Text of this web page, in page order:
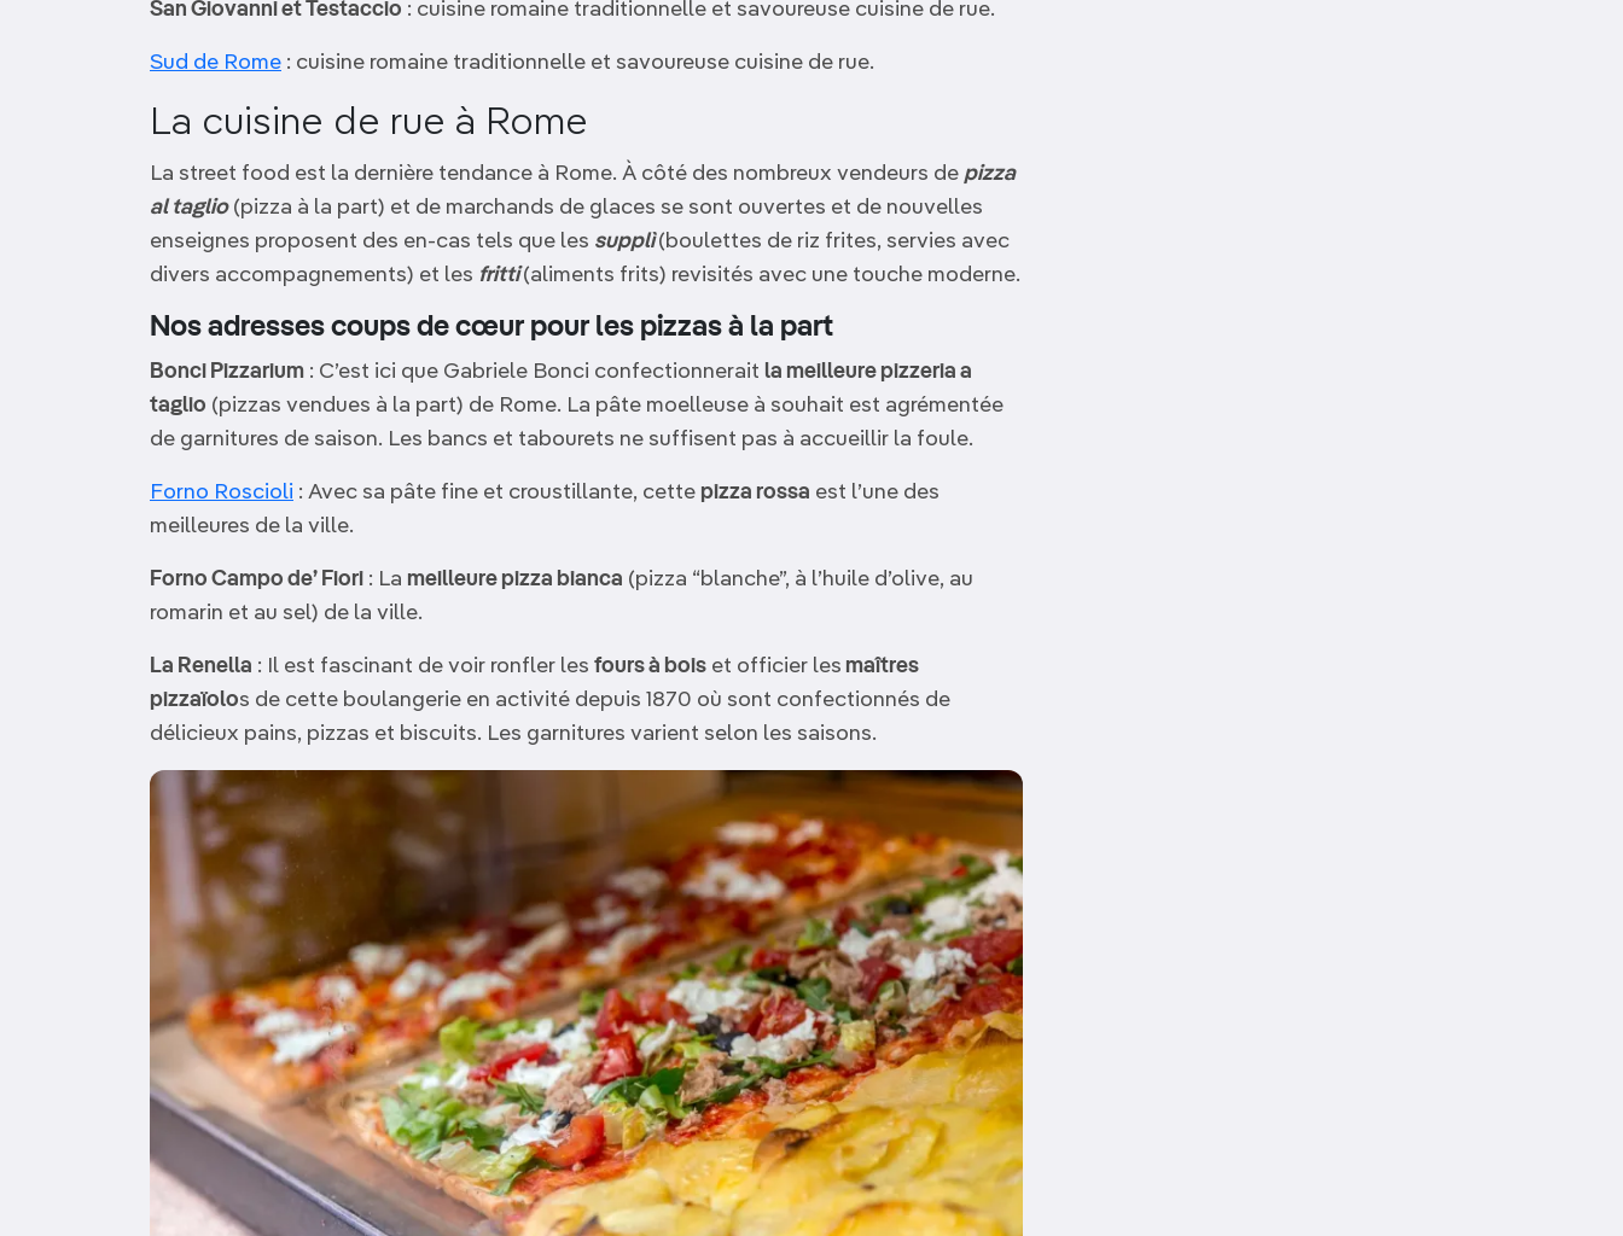
San Giovanni et Testaccio : cuisine romaine traditionnelle et savoureuse cuisine de rue.
Sud de Rome : cuisine romaine traditionnelle et savoureuse cuisine de rue.
La cuisine de rue à Rome
La street food est la dernière tendance à Rome. À côté des nombreux vendeurs de pizza
al taglio(pizza à la part) et de marchands de glaces se sont ouvertes et de nouvelles
enseignes proposent des en-cas tels que les supplì (boulettes de riz frites, servies avec
divers accompagnements) et les fritti (aliments frits) revisités avec une touche moderne.
Nos adresses coups de cœur pour les pizzas à la part
Bonci Pizzarium : C’est ici que Gabriele Bonci confectionnerait la meilleure pizzeria a
taglio (pizzas vendues à la part) de Rome. La pâte moelleuse à souhait est agrémentée
de garnitures de saison. Les bancs et tabourets ne suffisent pas à accueillir la foule.
Forno Roscioli : Avec sa pâte fine et croustillante, cette pizza rossa est l’une des
meilleures de la ville.
Forno Campo de’ Fiori : La meilleure pizza bianca (pizza “blanche”, à l’huile d’olive, au
romarin et au sel) de la ville.
La Renella : Il est fascinant de voir ronfler les fours à bois et officier les maîtres
pizzaïolos de cette boulangerie en activité depuis 1870 où sont confectionnés de
délicieux pains, pizzas et biscuits. Les garnitures varient selon les saisons.
Image